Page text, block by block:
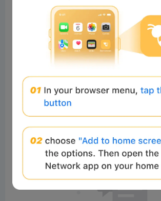
Comments (0)
Comments: